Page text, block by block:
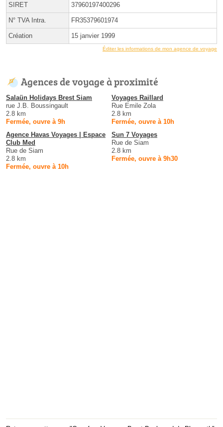
SIRET 37960197400296
N° TVA Intra. FR35379601974
Création 15 janvier 1999
Éditer les informations de mon agence de voyage
Agences de voyage à proximité
Salaün Holidays Brest Siam
rue J.B. Boussingault
2.8 km
Fermée, ouvre à 9h
Voyages Raillard
Rue Emile Zola
2.8 km
Fermée, ouvre à 10h
Agence Havas Voyages | Espace
Club Med
Rue de Siam
2.8 km
Fermée, ouvre à 10h
Sun 7 Voyages
Rue de Siam
2.8 km
Fermée, ouvre à 9h30